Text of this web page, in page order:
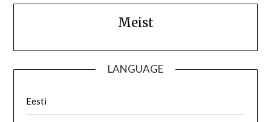
Meist
LANGUAGE
Eesti